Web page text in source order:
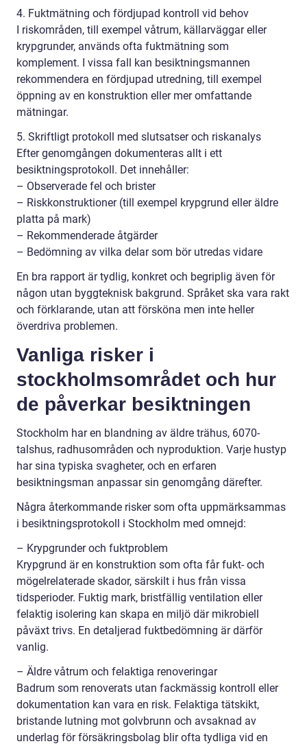
4. Fuktmätning och fördjupad kontroll vid behov
I riskområden, till exempel våtrum, källarväggar eller
krypgrunder, används ofta fuktmätning som
komplement. I vissa fall kan besiktningsmannen
rekommendera en fördjupad utredning, till exempel
öppning av en konstruktion eller mer omfattande
mätningar.
5. Skriftligt protokoll med slutsatser och riskanalys
Efter genomgången dokumenteras allt i ett
besiktningsprotokoll. Det innehåller:
– Observerade fel och brister
– Riskkonstruktioner (till exempel krypgrund eller äldre
platta på mark)
– Rekommenderade åtgärder
– Bedömning av vilka delar som bör utredas vidare
En bra rapport är tydlig, konkret och begriplig även för
någon utan byggteknisk bakgrund. Språket ska vara rakt
och förklarande, utan att försköna men inte heller
överdriva problemen.
Vanliga risker i
stockholmsområdet och hur
de påverkar besiktningen
Stockholm har en blandning av äldre trähus, 6070-
talshus, radhusområden och nyproduktion. Varje hustyp
har sina typiska svagheter, och en erfaren
besiktningsman anpassar sin genomgång därefter.
Några återkommande risker som ofta uppmärksammas
i besiktningsprotokoll i Stockholm med omnejd:
– Krypgrunder och fuktproblem
Krypgrund är en konstruktion som ofta får fukt- och
mögelrelaterade skador, särskilt i hus från vissa
tidsperioder. Fuktig mark, bristfällig ventilation eller
felaktig isolering kan skapa en miljö där mikrobiell
påväxt trivs. En detaljerad fuktbedömning är därför
vanlig.
– Äldre våtrum och felaktiga renoveringar
Badrum som renoverats utan fackmässig kontroll eller
dokumentation kan vara en risk. Felaktiga tätskikt,
bristande lutning mot golvbrunn och avsaknad av
underlag för försäkringsbolag blir ofta tydliga vid en